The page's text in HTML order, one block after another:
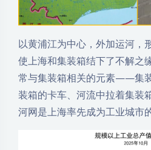
以黄浦江为中心，外加运河，
使上海和集装箱结下了不解之
常与集装箱相关的元素——集
装箱的卡车、河流中拉着集装
河网是上海率先成为工业城市